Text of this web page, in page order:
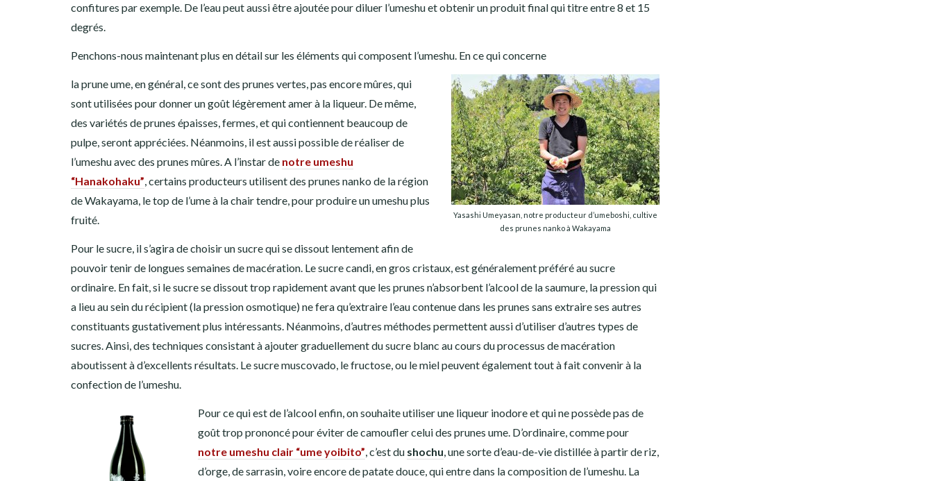
confitures par exemple. De l’eau peut aussi être ajoutée pour diluer l’umeshu et obtenir un produit final qui titre entre 8 et 15
degrés.
Penchons-nous maintenant plus en détail sur les éléments qui composent l’umeshu. En ce qui concerne
Yasashi Umeyasan, notre producteur d’umeboshi, cultive
des prunes nanko à Wakayama
la prune ume, en général, ce sont des prunes vertes, pas encore mûres, qui
sont utilisées pour donner un goût légèrement amer à la liqueur. De même,
des variétés de prunes épaisses, fermes, et qui contiennent beaucoup de
pulpe, seront appréciées. Néanmoins, il est aussi possible de réaliser de
l’umeshu avec des prunes mûres. A l’instar de notre umeshu
“Hanakohaku”, certains producteurs utilisent des prunes nanko de la région
de Wakayama, le top de l’ume à la chair tendre, pour produire un umeshu plus
fruité.
Pour le sucre, il s’agira de choisir un sucre qui se dissout lentement afin de
pouvoir tenir de longues semaines de macération. Le sucre candi, en gros cristaux, est généralement préféré au sucre
ordinaire. En fait, si le sucre se dissout trop rapidement avant que les prunes n’absorbent l’alcool de la saumure, la pression qui
a lieu au sein du récipient (la pression osmotique) ne fera qu’extraire l’eau contenue dans les prunes sans extraire ses autres
constituants gustativement plus intéressants. Néanmoins, d’autres méthodes permettent aussi d’utiliser d’autres types de
sucres. Ainsi, des techniques consistant à ajouter graduellement du sucre blanc au cours du processus de macération
aboutissent à d’excellents résultats. Le sucre muscovado, le fructose, ou le miel peuvent également tout à fait convenir à la
confection de l’umeshu.
Pour ce qui est de l’alcool enfin, on souhaite utiliser une liqueur inodore et qui ne possède pas de
goût trop prononcé pour éviter de camoufler celui des prunes ume. D’ordinaire, comme pour
notre umeshu clair “ume yoibito”, c’est du shochu, une sorte d’eau-de-vie distillée à partir de riz,
d’orge, de sarrasin, voire encore de patate douce, qui entre dans la composition de l’umeshu. La